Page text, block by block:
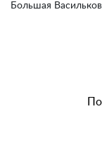
Большая